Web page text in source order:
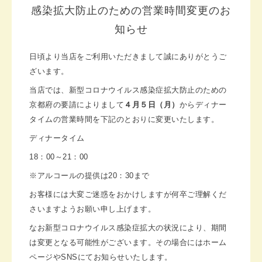
感染拡大防止のための営業時間変更のお
知らせ
日頃より当店をご利用いただきまして誠にありがとうご
ざいます。
当店では、新型コロナウイルス感染症拡大防止のための
京都府の要請によりまして ４月５日（月） からディナー
タイムの営業時間を下記のとおりに変更いたします。
ディナータイム
18：00～21：00
※アルコールの提供は20：30まで
お客様には大変ご迷惑をおかけしますが何卒ご理解くだ
さいますようお願い申し上げます。
なお新型コロナウイルス感染症拡大の状況により、期間
は変更となる可能性がございます。その場合にはホーム
ページやSNSにてお知らせいたします。